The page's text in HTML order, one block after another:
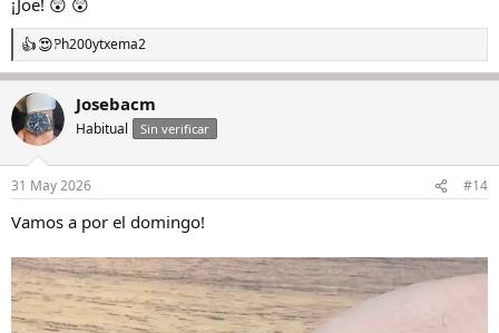
R
e
a
c
c
i
e
:
Ph200ytxema2
Josebacm
Habitual Sin verificar
31 May 2026 #14
Vamos a por el domingo!